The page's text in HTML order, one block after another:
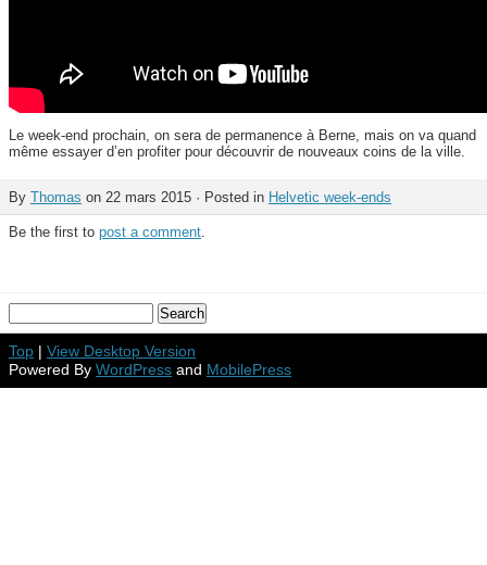
Le week-end prochain, on sera de permanence à Berne, mais on va quand
même essayer d’en profiter pour découvrir de nouveaux coins de la ville.
By Thomas on 22 mars 2015 · Posted in Helvetic week-ends
Be the first to post a comment.
Top | View Desktop Version
Powered By WordPress and MobilePress